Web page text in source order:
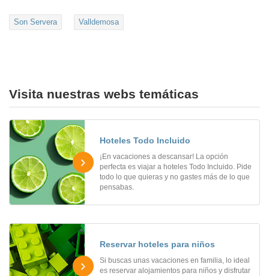
Son Servera Valldemosa
Visita nuestras webs temáticas
Hoteles Todo Incluido
¡En vacaciones a descansar! La opción
perfecta es viajar a hoteles Todo Incluido. Pide
todo lo que quieras y no gastes más de lo que
pensabas.
Reservar hoteles para niños
Si buscas unas vacaciones en familia, lo ideal
es reservar alojamientos para niños y disfrutar